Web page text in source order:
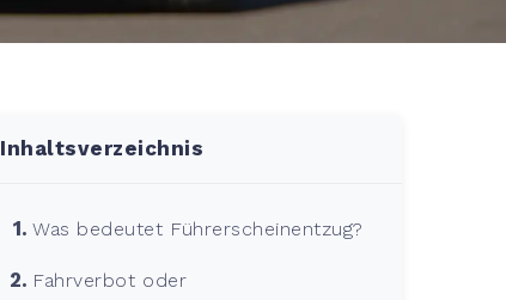
Inhaltsverzeichnis
Was bedeutet Führerscheinentzug?
Fahrverbot oder